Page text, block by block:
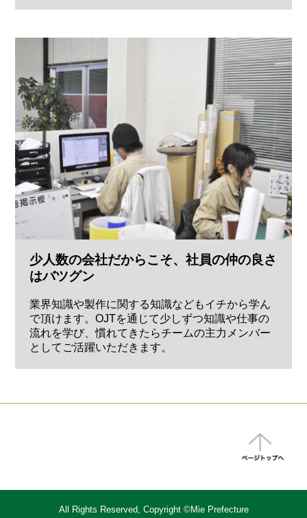
少人数の会社だからこそ、社員の仲の良さ
はバツグン
業界知識や製作に関する知識などもイチから学ん
で頂けます。OJTを通じて少しずつ知識や仕事の
流れを学び、慣れてきたらチームの主力メンバー
としてご活躍いただきます。
All Rights Reserved, Copyright ©Mie Prefecture